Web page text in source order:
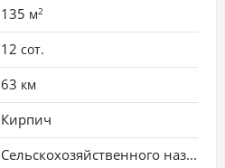
135 м2
12 сот.
63 км
Кирпич
Сельскохозяйственного назначения